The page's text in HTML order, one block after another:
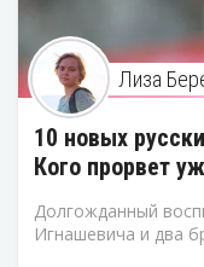
Лиза
10 новых
Кого прорвет
Долгожданный
Игнашевича и два